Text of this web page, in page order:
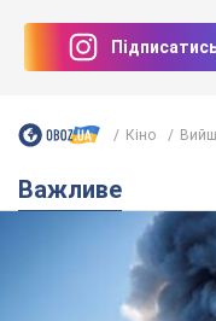
Кіно
Важливе